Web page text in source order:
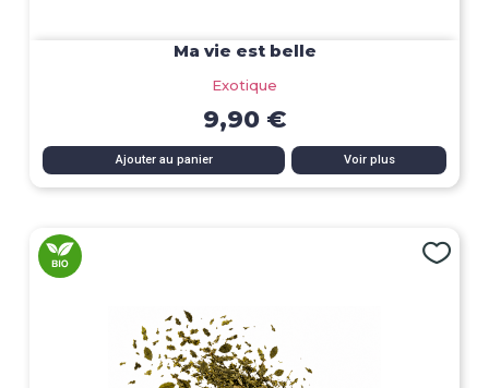
Ma vie est belle
Exotique
9,90 €
Ajouter au panier Voir plus